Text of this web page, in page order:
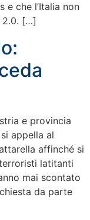
e che l’Italia non
2.0. […]
e provincia
appella al
affinché si
latitanti
mai scontato
da parte